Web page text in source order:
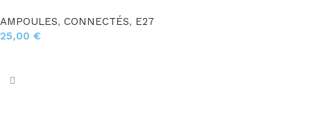
AMPOULES, CONNECTÉS, E27
25,00 €